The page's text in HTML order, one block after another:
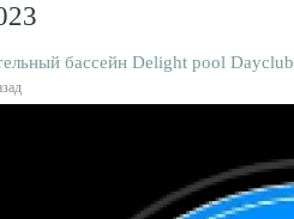
бассейн Delight pool Dayclub